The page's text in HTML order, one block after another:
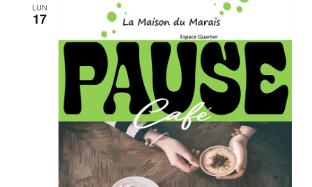
LUN
17